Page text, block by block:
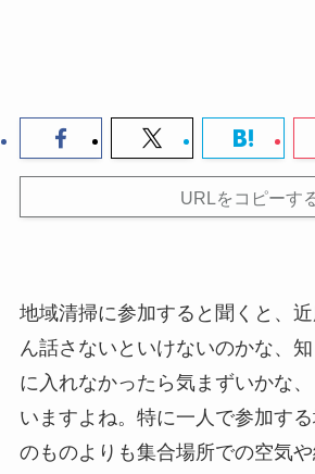
URLをコピーす
地域清掃に参加すると聞くと、
ん話さないといけないのかな、
に入れなかったら気まずいかな
いますよね。特に一人で参加す
のものよりも集合場所での空気